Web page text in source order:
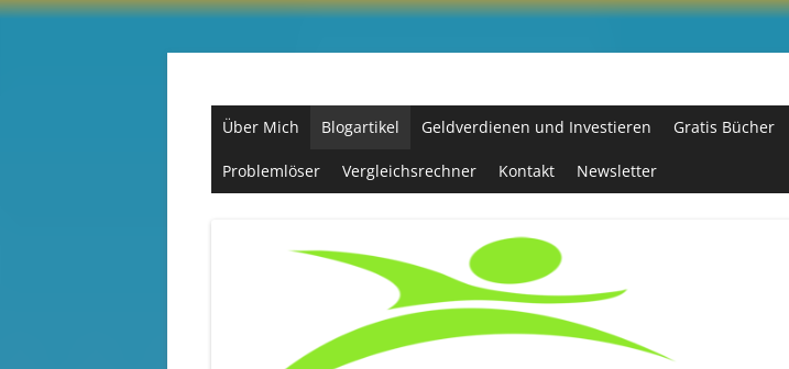
Zum
Über Mich Blogartikel Geldverdienen und Investieren Gratis Bücher
Problemlöser Vergleichsrechner Kontakt Newsletter